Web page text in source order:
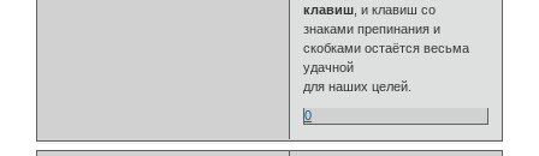
клавиш , и клавиш со
знаками препинания и
скобками остаётся весьма
удачной
для наших целей.
0